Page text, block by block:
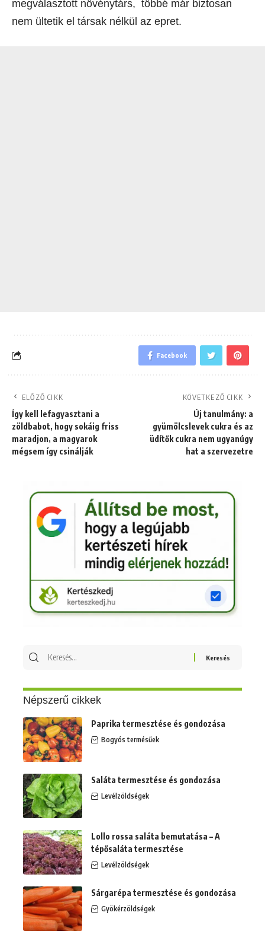
megválasztott növénytárs, többé már biztosan
nem ültetik el társak nélkül az epret.
Facebook
ELŐZŐ CIKK
Így kell lefagyasztani a
zöldbabot, hogy sokáig friss
maradjon, a magyarok
mégsem így csinálják
KÖVETKEZŐ CIKK
Új tanulmány: a
gyümölcslevek cukra és az
üdítők cukra nem ugyanúgy
hat a szervezetre
Keresés
Népszerű cikkek
Paprika termesztése és gondozása
Bogyós termésűek
Saláta termesztése és gondozása
Levélzöldségek
Lollo rossa saláta bemutatása – A
tépősaláta termesztése
Levélzöldségek
Sárgarépa termesztése és gondozása
Gyökérzöldségek